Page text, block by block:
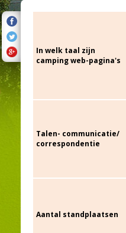
In welk taal zijn
camping web-pagina's
Talen- communicatie/
correspondentie
Aantal standplaatsen